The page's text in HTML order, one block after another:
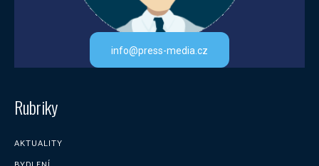
info@press-media.cz
Rubriky
AKTUALITY